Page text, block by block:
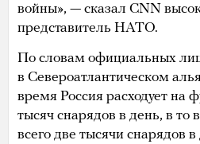
войны», — сказал CNN
представитель НАТО.
По словам официальных
в Североатлантическом
время Россия расходует на
тысяч снарядов в день, в
всего две тысячи снарядов